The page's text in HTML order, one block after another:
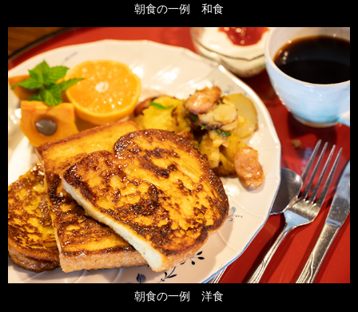
朝食の一例 和食
朝食の一例 洋食